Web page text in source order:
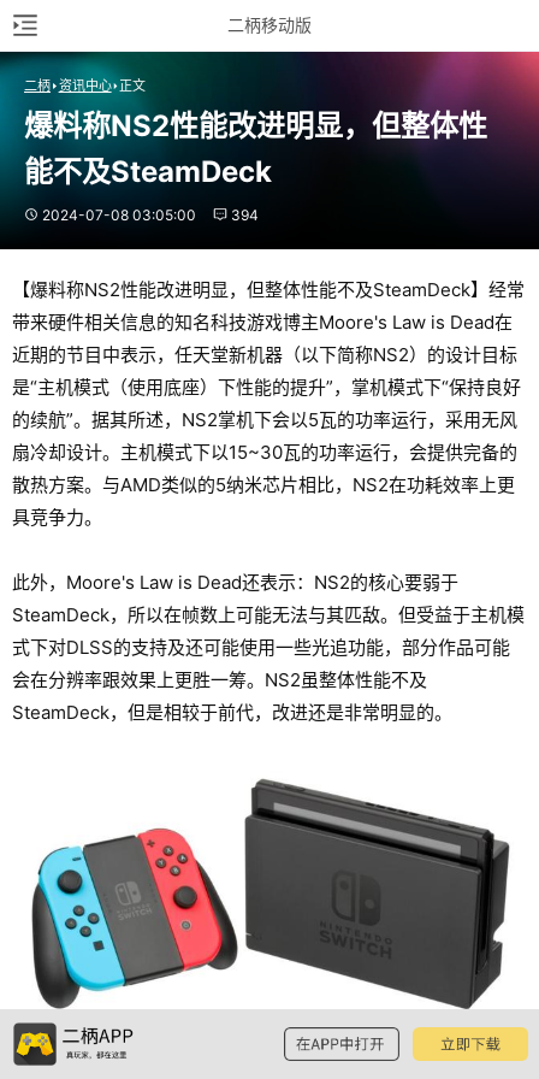
二柄移动版
二柄 资讯中心 正文
爆料称NS2性能改进明显，但整体性
能不及SteamDeck
2024-07-08 03:05:00 394
【爆料称NS2性能改进明显，但整体性能不及SteamDeck】经常
带来硬件相关信息的知名科技游戏博主Moore's Law is Dead在
近期的节目中表示，任天堂新机器（以下简称NS2）的设计目标
是“主机模式（使用底座）下性能的提升”，掌机模式下“保持良好
的续航”。据其所述，NS2掌机下会以5瓦的功率运行，采用无风
扇冷却设计。主机模式下以15~30瓦的功率运行，会提供完备的
散热方案。与AMD类似的5纳米芯片相比，NS2在功耗效率上更
具竞争力。
此外，Moore's Law is Dead还表示：NS2的核心要弱于
SteamDeck，所以在帧数上可能无法与其匹敌。但受益于主机模
式下对DLSS的支持及还可能使用一些光追功能，部分作品可能
会在分辨率跟效果上更胜一筹。NS2虽整体性能不及
SteamDeck，但是相较于前代，改进还是非常明显的。
预览